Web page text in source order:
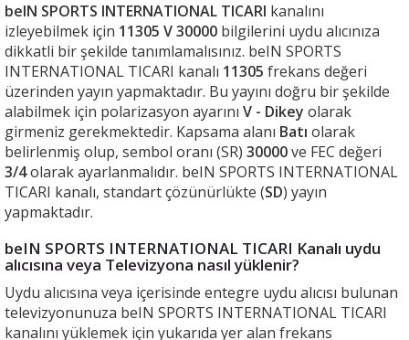
beIN SPORTS INTERNATIONAL TICARI kanalını
izleyebilmek için 11305 V 30000 bilgilerini uydu alıcınıza
dikkatli bir şekilde tanımlamalısınız. beIN SPORTS
INTERNATIONAL TICARI kanalı 11305 frekans değeri
üzerinden yayın yapmaktadır. Bu yayını doğru bir şekilde
alabilmek için polarizasyon ayarını V - Dikey olarak
girmeniz gerekmektedir. Kapsama alanı Batı olarak
belirlenmiş olup, sembol oranı (SR) 30000ve FEC değeri
3/4olarak ayarlanmalıdır. beIN SPORTS INTERNATIONAL
TICARI kanalı, standart çözünürlükte (SD) yayın
yapmaktadır.
beIN SPORTS INTERNATIONAL TICARI Kanalı uydu
alıcısına veya Televizyona nasıl yüklenir?
Uydu alıcısına veya içerisinde entegre uydu alıcısı bulunan
televizyonunuza beIN SPORTS INTERNATIONAL TICARI
kanalını yüklemek için yukarıda yer alan frekans